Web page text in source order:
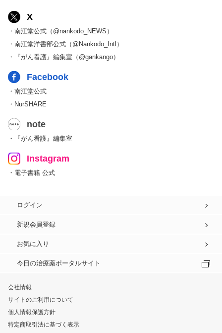
X
・南江堂公式（@nankodo_NEWS）
・南江堂洋書部公式（@Nankodo_Intl）
・『がん看護』編集室（@gankango）
Facebook
・南江堂公式
・NurSHARE
note
・『がん看護』編集室
Instagram
・電子書籍 公式
ログイン
新規会員登録
お気に入り
今日の治療薬ポータルサイト
会社情報
サイトのご利用について
個人情報保護方針
特定商取引法に基づく表示